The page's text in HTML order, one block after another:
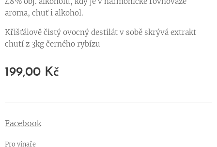
aroma, chuť i alkohol.
Křišťálově čistý ovocný destilát v sobě skrývá extrakt
chutí z 3kg černého rybízu
199,00 Kč
Facebook
Pro vinaře